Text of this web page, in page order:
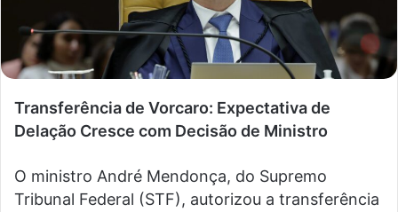
Transferência de Vorcaro: Expectativa de
Delação Cresce com Decisão de Ministro
O ministro André Mendonça, do Supremo
Tribunal Federal (STF), autorizou a transferência